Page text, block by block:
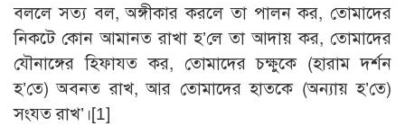
বললে সত্য বল, অঙ্গীকার করলে তা পালন কর, তোমাদের
নিকটে কোন আমানত রাখা হ’লে তা আদায় কর, তোমাদের
যৌনাঙ্গের হিফাযত কর, তোমাদের চক্ষুকে (হারাম দর্শন
হ’তে) অবনত রাখ, আর তোমাদের হাতকে (অন্যায় হ’তে)
সংযত রাখ’।[1]